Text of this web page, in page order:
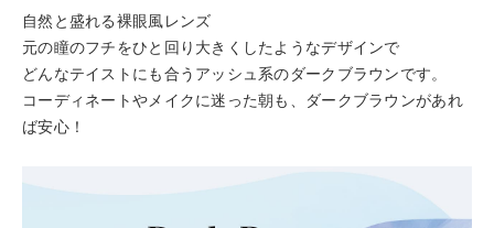
自然と盛れる裸眼風レンズ
元の瞳のフチをひと回り大きくしたようなデザインで
どんなテイストにも合うアッシュ系のダークブラウンです。
コーディネートやメイクに迷った朝も、ダークブラウンがあれ
ば安心！